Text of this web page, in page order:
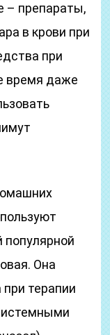
– препараты,
в крови при
при
время даже
популярной
Она
терапии